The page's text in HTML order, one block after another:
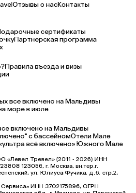
Отзывы о насКонтакты
сертификаты
Партнерская программа
Правила въезда и визы
все включено на Мальдивы
море в июле
включено на Мальдивы
с бассейномОтели Мале
всё включено» Южного Мале
«Левел Тревел» (2011 - 2026) ИНН
123056, г. Москва, вн.тер.г.
ул. Юлиуса Фучика, д.6, стр.2,
ИНН 3702175896, ОГРН